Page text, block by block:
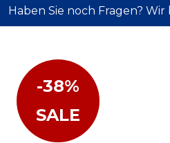
Haben Sie noch Fragen? Wir
-38%
SALE